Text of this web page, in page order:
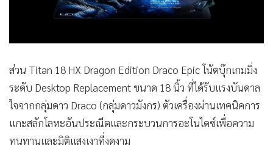
เต็ดเอดิชัน ฉลอง 40 ปี
สำหรับ Claw 8 EX AI+ เลือกใช้ขุมพลัง Intel Arc™G3 Extreme
ซึ่งเป็นแพลตฟอร์มแรกของ Intel ที่ถูกออกแบบและปรับแต่งมา
เพื่ออุปกรณ์พกพาโดยเฉพาะ ยกระดับกราฟิก ช่วยให้เล่นเกม
ระดับ AAA ได้อย่างลื่นไหลพร้อมจัดการพลังงานได้เป็นอย่างดี
โดยขุมพลังกราฟิกยุคใหม่ Intel Xe รองรับเทคโนโลยี XeSS 3